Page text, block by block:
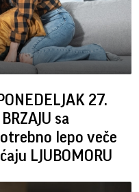
27.
sa
lepo veče
LJUBOMORU